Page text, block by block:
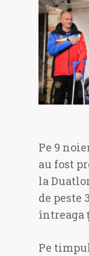
Pe 9
au fost
la
de peste
întreaga
Pe